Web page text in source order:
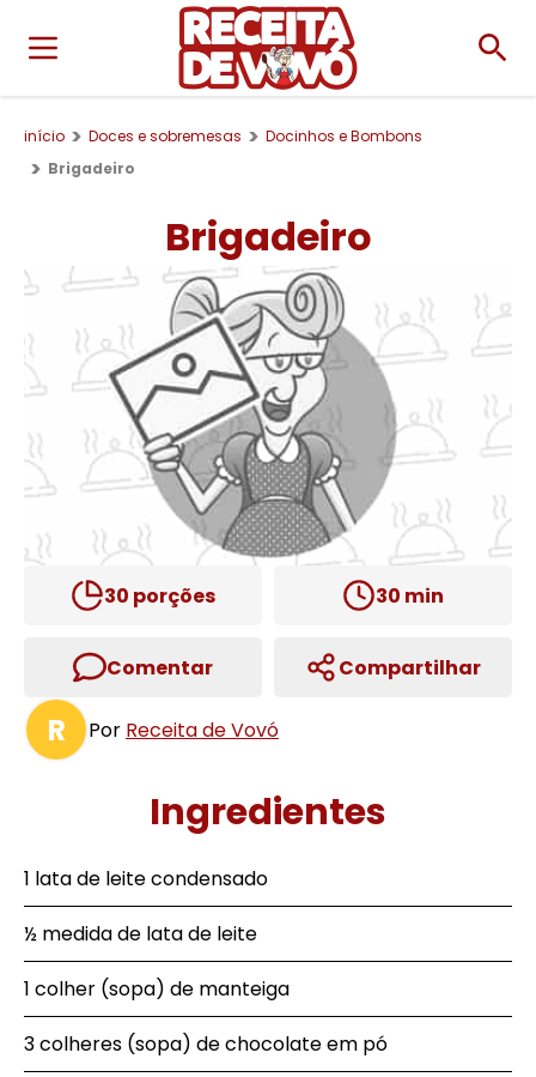
início Doces e sobremesas
Docinhos e Bombons
Brigadeiro
Brigadeiro
30 porções 30 min
Comentar Compartilhar
R Por Receita de Vovó
Ingredientes
1 lata de leite condensado
½ medida de lata de leite
1 colher (sopa) de manteiga
3 colheres (sopa) de chocolate em pó